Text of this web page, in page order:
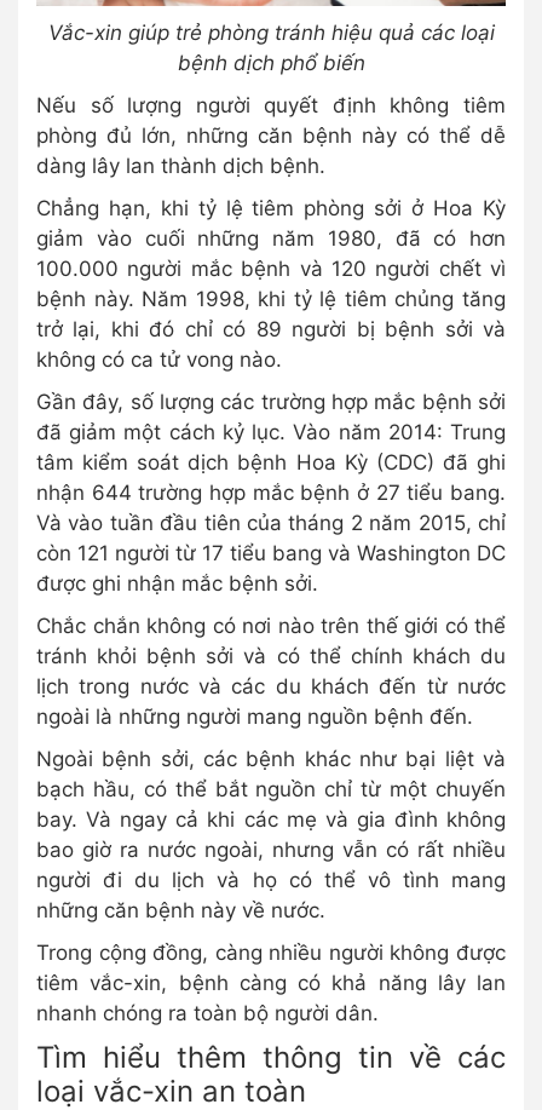
Vắc-xin giúp trẻ phòng tránh hiệu quả các loại
bệnh dịch phổ biến
Nếu số lượng người quyết định không tiêm
phòng đủ lớn, những căn bệnh này có thể dễ
dàng lây lan thành dịch bệnh.
Chẳng hạn, khi tỷ lệ tiêm phòng sởi ở Hoa Kỳ
giảm vào cuối những năm 1980, đã có hơn
100.000 người mắc bệnh và 120 người chết vì
bệnh này. Năm 1998, khi tỷ lệ tiêm chủng tăng
trở lại, khi đó chỉ có 89 người bị bệnh sởi và
không có ca tử vong nào.
Gần đây, số lượng các trường hợp mắc bệnh sởi
đã giảm một cách kỷ lục. Vào năm 2014: Trung
tâm kiểm soát dịch bệnh Hoa Kỳ (CDC) đã ghi
nhận 644 trường hợp mắc bệnh ở 27 tiểu bang.
Và vào tuần đầu tiên của tháng 2 năm 2015, chỉ
còn 121 người từ 17 tiểu bang và Washington DC
được ghi nhận mắc bệnh sởi.
Chắc chắn không có nơi nào trên thế giới có thể
tránh khỏi bệnh sởi và có thể chính khách du
lịch trong nước và các du khách đến từ nước
ngoài là những người mang nguồn bệnh đến.
Ngoài bệnh sởi, các bệnh khác như bại liệt và
bạch hầu, có thể bắt nguồn chỉ từ một chuyến
bay. Và ngay cả khi các mẹ và gia đình không
bao giờ ra nước ngoài, nhưng vẫn có rất nhiều
người đi du lịch và họ có thể vô tình mang
những căn bệnh này về nước.
Trong cộng đồng, càng nhiều người không được
tiêm vắc-xin, bệnh càng có khả năng lây lan
nhanh chóng ra toàn bộ người dân.
Tìm hiểu thêm thông tin về các
loại vắc-xin an toàn